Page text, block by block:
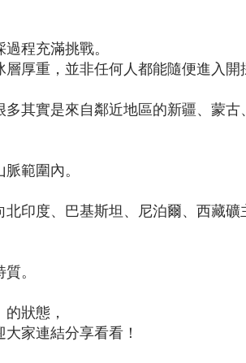
程充滿挑戰。
厚重，並非任何人都能隨便進入開
其實是來自鄰近地區的新疆、蒙
範圍內。
印度、巴基斯坦、尼泊爾、西藏
。
狀態，
家連結分享看看！